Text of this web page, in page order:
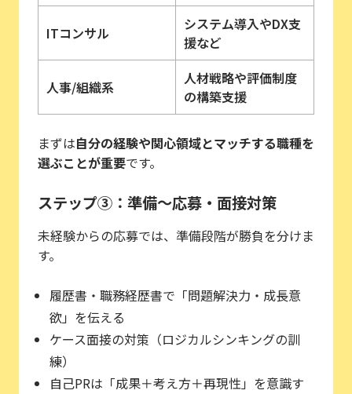
ITコンサル
システム導入やDX支
援など
人事/組織系
人材戦略や評価制度
の構築支援
まずは自分の経験や関心領域とマッチする職種を
選ぶことが重要です。
ステップ③：準備〜応募・面接対策
未経験からの応募では、準備段階が勝負を分けま
す。
履歴書・職務経歴書で「問題解決力・成長意
欲」を伝える
ケース面接の対策（ロジカルシンキングの訓
練）
自己PRは「成果＋考え方＋再現性」を意識す